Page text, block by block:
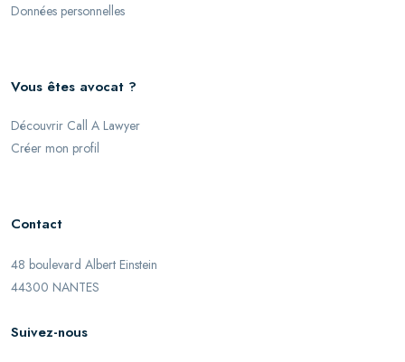
Données personnelles
Vous êtes avocat ?
Découvrir Call A Lawyer
Créer mon profil
Contact
48 boulevard Albert Einstein
44300 NANTES
Suivez-nous